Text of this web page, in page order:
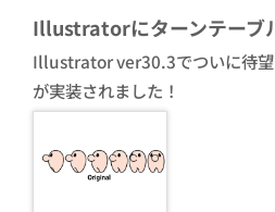
Illustratorにターンテーブ
Illustrator ver30.3でついに待望
が実装されました！